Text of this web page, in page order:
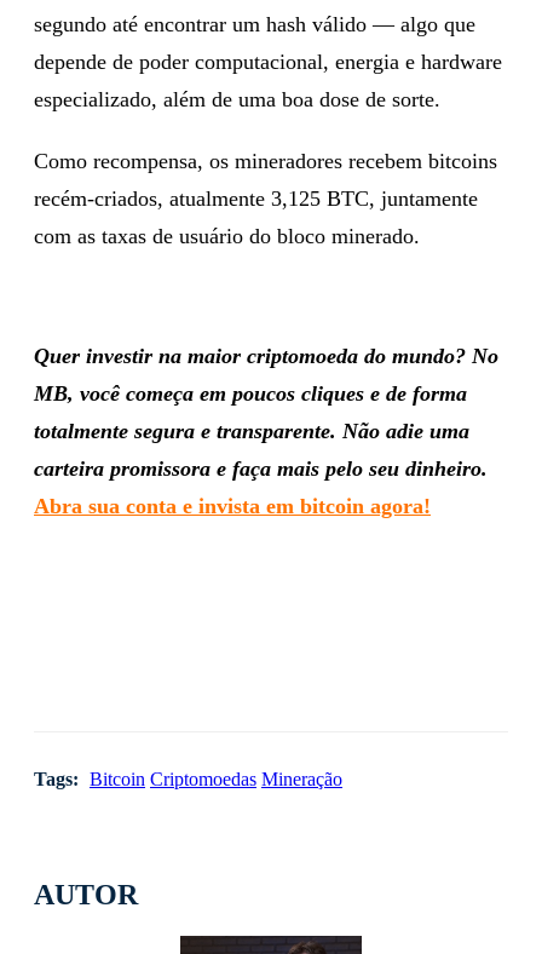
AUTOR
segundo até encontrar um hash válido — algo que
depende de poder computacional, energia e hardware
especializado, além de uma boa dose de sorte.
Como recompensa, os mineradores recebem bitcoins
recém-criados, atualmente 3,125 BTC, juntamente
com as taxas de usuário do bloco minerado.
Quer investir na maior criptomoeda do mundo? No
MB, você começa em poucos cliques e de forma
totalmente segura e transparente. Não adie uma
carteira promissora e faça mais pelo seu dinheiro.
Abra sua conta e invista em bitcoin agora!
Tags: Bitcoin Criptomoedas Mineração